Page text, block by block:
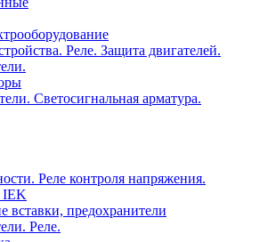
Реле. Защита двигателей.
Светосигнальная арматура.
Реле контроля напряжения.
IEK
вставки, предохранители
Реле.